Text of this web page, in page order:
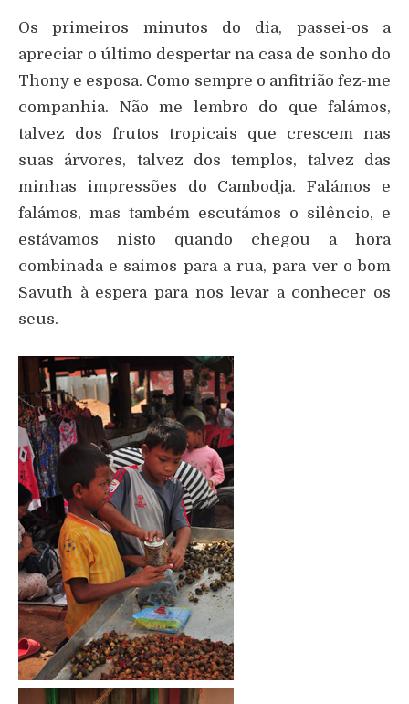
Os primeiros minutos do dia, passei-os a
apreciar o último despertar na casa de sonho do
Thony e esposa. Como sempre o anfitrião fez-me
companhia. Não me lembro do que falámos,
talvez dos frutos tropicais que crescem nas
suas árvores, talvez dos templos, talvez das
minhas impressões do Cambodja. Falámos e
falámos, mas também escutámos o silêncio, e
estávamos nisto quando chegou a hora
combinada e saimos para a rua, para ver o bom
Savuth à espera para nos levar a conhecer os
seus.